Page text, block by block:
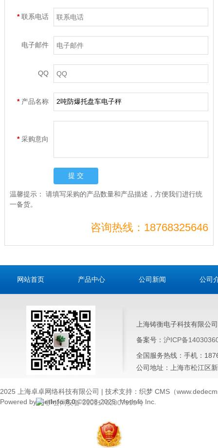
*联系电话
电子邮件
QQ
* 产品名称
*采购意向
温馨提示： 请填写采购的产品数量和产品描述，方便我们进行统
一备货。
咨询热线：18768325646
网站首页 产品中心 公司新闻 公司
上海铸衡电子科技有限公
备案号： 沪ICP备
全国服务热线：手机：
公司地址：上海市松江区
2025 上海卓卓网络科技有限公司 | 技术支持：织梦 CMS（
Powered byMetInfo 8.0©2008-2025MetInfo Inc.
沪公网安备 31011702007999号
您好，请问有什么可以帮您？